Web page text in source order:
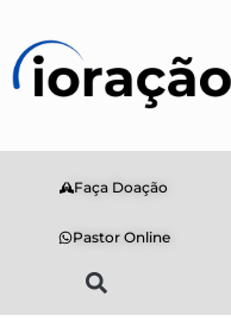
Faça Doação
Pastor Online